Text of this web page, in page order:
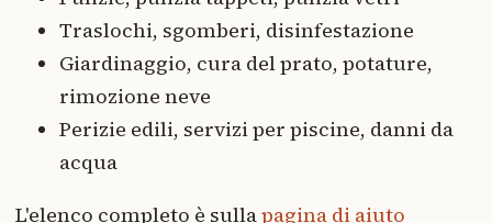
Traslochi, sgomberi, disinfestazione
Giardinaggio, cura del prato, potature,
rimozione neve
Perizie edili, servizi per piscine, danni da
acqua
L'elenco completo è sullapagina di aiuto